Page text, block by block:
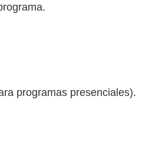
programas presenciales).